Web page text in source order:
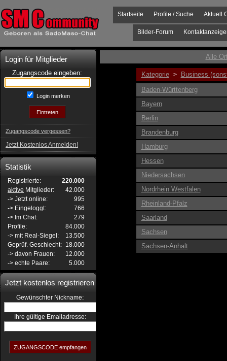
Aktuell
Profile / Suche
Startseite
Bilder-Forum
Login für Mitglieder
Zugangscode eingeben:
Login merken
Zugangscode vergessen?
Jetzt Kostenlos Anmelden!
Statistik
Registrierte:
220.000
aktive Mitglieder:
42.000
-> Jetzt online:
995
-> Eingeloggt:
766
-> Im Chat:
279
Profile:
84.000
-> mit Real-Siegel:
13.500
Geprüf. Geschlecht: 18.000
-> davon Frauen:
12.000
-> echte Paare:
5.000
Jetzt kostenlos registrieren
Gewünschter Nickname:
Ihre gültige Emailadresse:
Alle
Kategorie >
Business
Baden-Württenberg
Bayern
Berlin
Brandenburg
Hamburg
Hessen
Niedersachsen
Nordrhein Westfalen
Rheinland-Pfalz
Saarland
Sachsen
Sachsen-Anhalt